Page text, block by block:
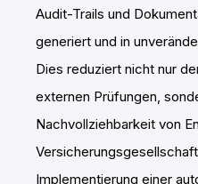
Audit-Trails und
generiert und in
Dies reduziert nicht nur
externen Prüfungen,
Nachvollziehbarkeit von
Implementierung einer